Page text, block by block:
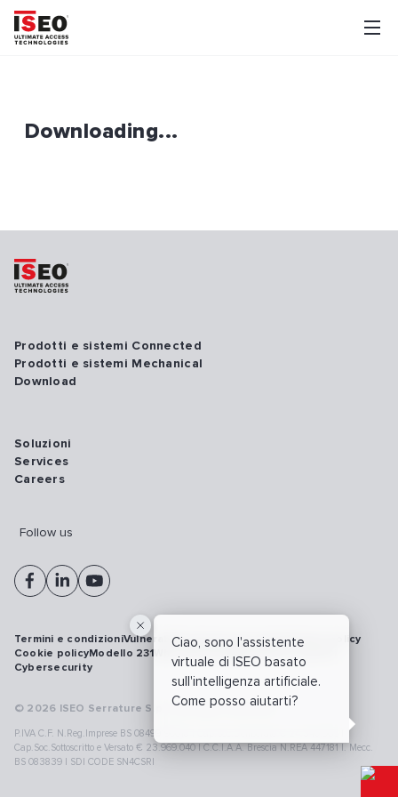
Downloading...
Ciao, sono l'assistente
virtuale di ISEO basato
sull'intelligenza artificiale.
Come posso aiutarti?
Prodotti e sistemi Connected
Prodotti e sistemi Mechanical
Download
Soluzioni
Services
Careers
Follow us
© 2026 ISEO Serrature S.p.A. All right reserved
P.IVA C.F. N.Reg.Imprese BS 08499190018 | Cap.Soc.Deliberato € 24.340.965 |
Cap.Soc.Sottoscritto e Versato € 23.969.040 | C.C.I.A.A. Brescia N.REA 447181 |. Mecc.
BS 083839 | SDI CODE SN4CSRI
Termini e condizioniVulnerability disclosure policyPrivacy policy
Cookie policyModello 231WhistleblowingRichiamo prodotti
Cybersecurity